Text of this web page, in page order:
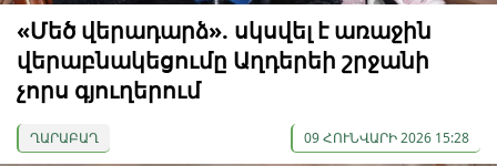
«Մեծ վերադարձ». սկսվել է առաջին
վերաբնակեցումը Աղդերեի շրջանի
չորս գյուղերում
ՂԱՐԱԲԱՂ 09 ՀՈՒՆՎԱՐԻ 2026 15:28